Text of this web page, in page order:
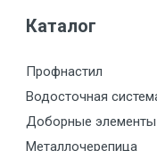
35р./км за МКАД
35р./км за МКАД
40р./км за МКАД
Каталог
Профнастил
Водосточная
Доборные элементы
Металлочерепица